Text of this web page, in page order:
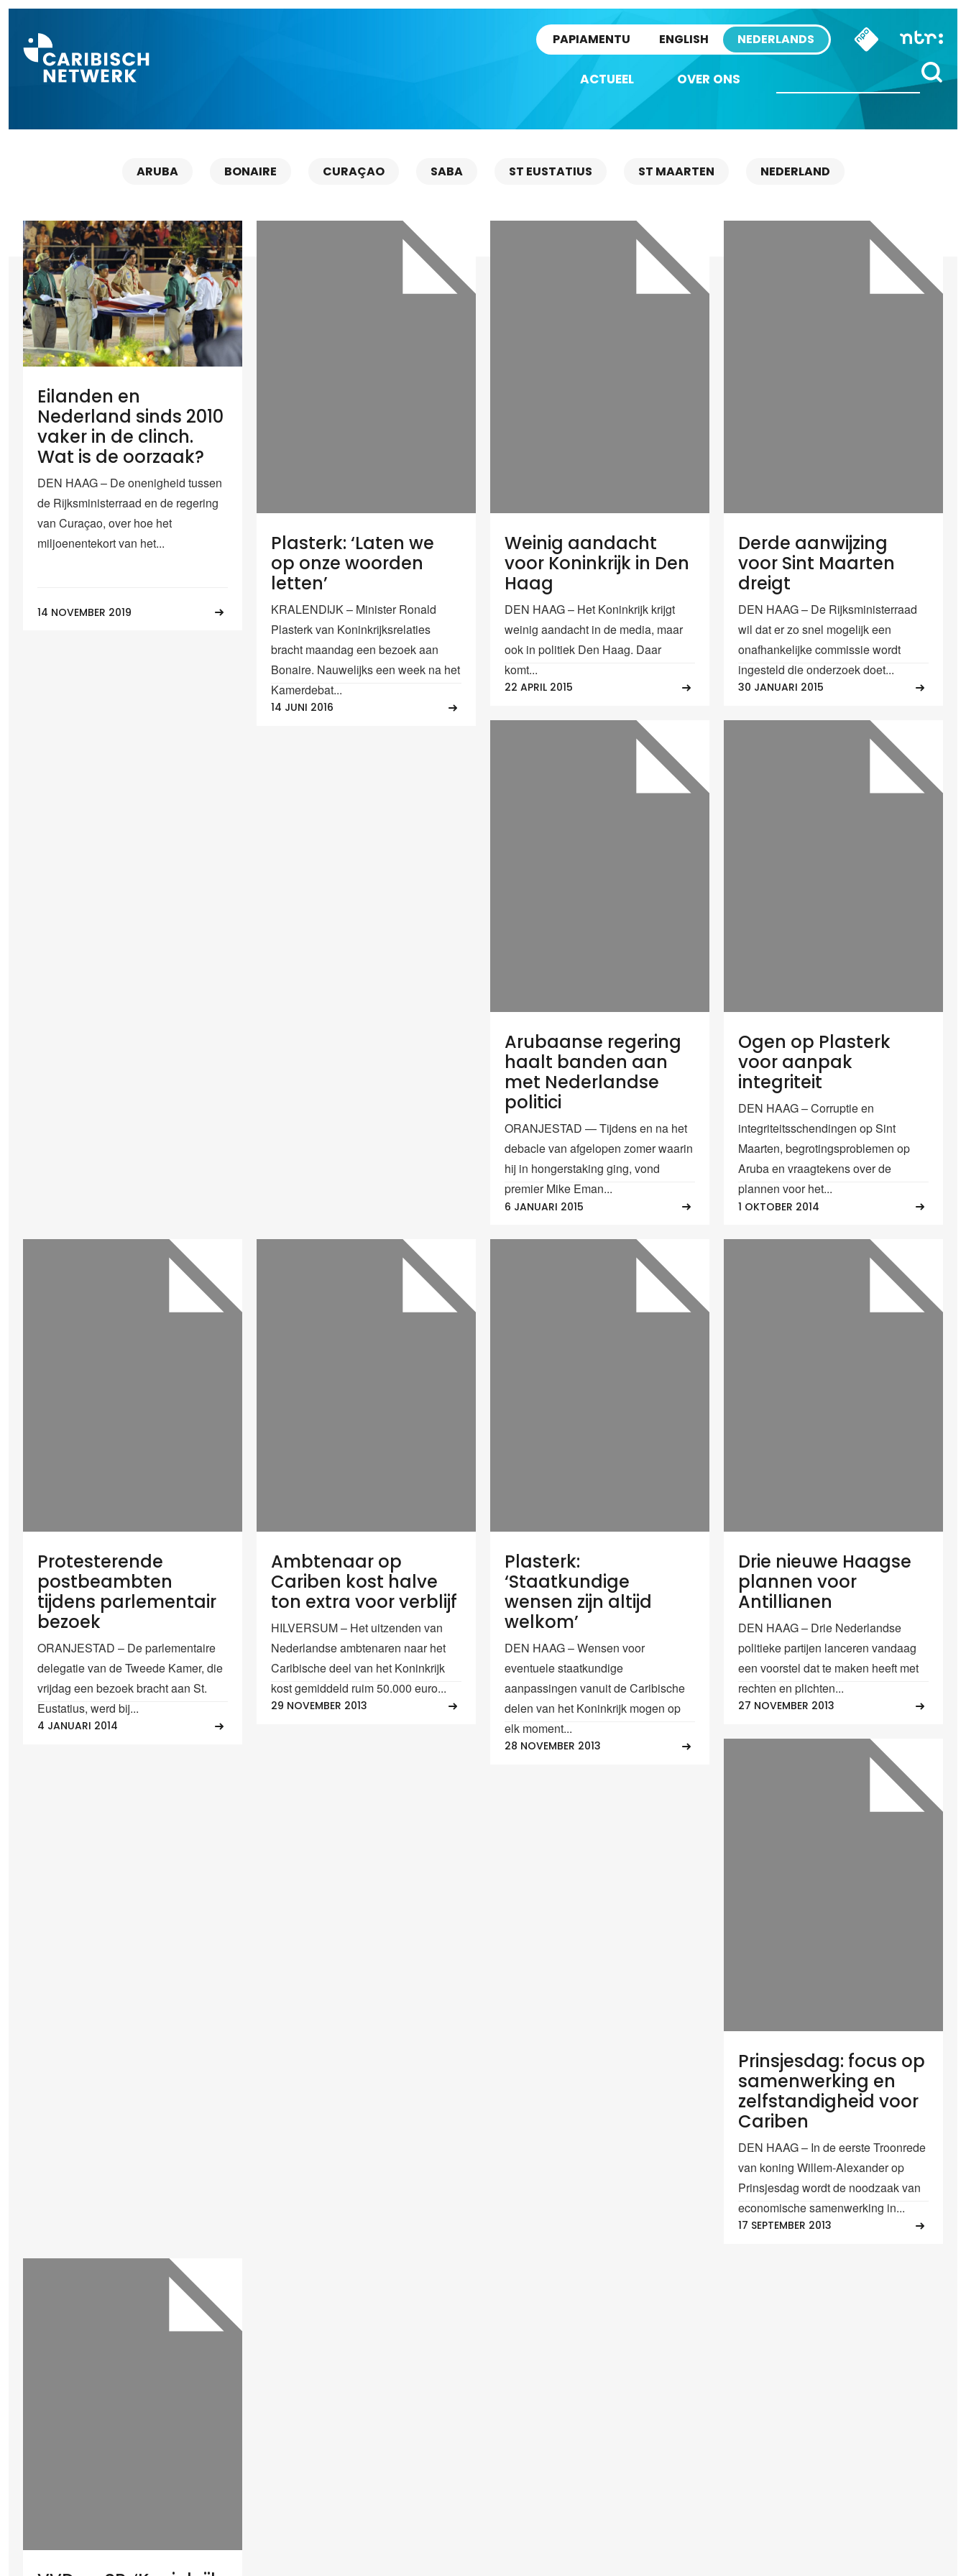
PAPIAMENTU ENGLISH NEDERLANDS
ACTUEEL OVER ONS
ARUBA BONAIRE CURAÇAO SABA ST EUSTATIUS ST MAARTEN NEDERLAND
Eilanden en
Nederland sinds 2010
vaker in de clinch.
Wat is de oorzaak?
DEN HAAG – De onenigheid tussen
de Rijksministerraad en de regering
van Curaçao, over hoe het
miljoenentekort van het...
14 NOVEMBER 2019
Plasterk: ‘Laten we
op onze woorden
letten’
KRALENDIJK – Minister Ronald
Plasterk van Koninkrijksrelaties
bracht maandag een bezoek aan
Bonaire. Nauwelijks een week na het
Kamerdebat...
14 JUNI 2016
Weinig aandacht
voor Koninkrijk in Den
Haag
DEN HAAG – Het Koninkrijk krijgt
weinig aandacht in de media, maar
ook in politiek Den Haag. Daar
komt...
22 APRIL 2015
Derde aanwijzing
voor Sint Maarten
dreigt
DEN HAAG – De Rijksministerraad
wil dat er zo snel mogelijk een
onafhankelijke commissie wordt
ingesteld die onderzoek doet...
30 JANUARI 2015
Arubaanse regering
haalt banden aan
met Nederlandse
politici
ORANJESTAD — Tijdens en na het
debacle van afgelopen zomer waarin
hij in hongerstaking ging, vond
premier Mike Eman...
6 JANUARI 2015
Ogen op Plasterk
voor aanpak
integriteit
DEN HAAG – Corruptie en
integriteitsschendingen op Sint
Maarten, begrotingsproblemen op
Aruba en vraagtekens over de
plannen voor het...
1 OKTOBER 2014
Protesterende
postbeambten
tijdens parlementair
bezoek
ORANJESTAD – De parlementaire
delegatie van de Tweede Kamer, die
vrijdag een bezoek bracht aan St.
Eustatius, werd bij...
4 JANUARI 2014
Ambtenaar op
Cariben kost halve
ton extra voor verblijf
HILVERSUM – Het uitzenden van
Nederlandse ambtenaren naar het
Caribische deel van het Koninkrijk
kost gemiddeld ruim 50.000 euro...
29 NOVEMBER 2013
Plasterk:
‘Staatkundige
wensen zijn altijd
welkom’
DEN HAAG – Wensen voor
eventuele staatkundige
aanpassingen vanuit de Caribische
delen van het Koninkrijk mogen op
elk moment...
28 NOVEMBER 2013
Drie nieuwe Haagse
plannen voor
Antillianen
DEN HAAG – Drie Nederlandse
politieke partijen lanceren vandaag
een voorstel dat te maken heeft met
rechten en plichten...
27 NOVEMBER 2013
Prinsjesdag: focus op
samenwerking en
zelfstandigheid voor
Cariben
DEN HAAG – In de eerste Troonrede
van koning Willem-Alexander op
Prinsjesdag wordt de noodzaak van
economische samenwerking in...
17 SEPTEMBER 2013